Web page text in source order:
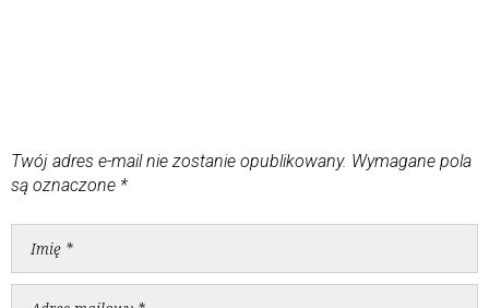
Twój adres e-mail nie zostanie opublikowany. Wymagane pola
są oznaczone *